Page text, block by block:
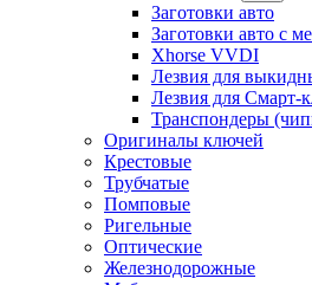
Заготовки авто
Заготовки авто с
Xhorse VVDI
Лезвия для
Лезвия для Смарт-
Транспондеры
Оригиналы ключей
Крестовые
Трубчатые
Помповые
Ригельные
Оптические
Железнодорожные